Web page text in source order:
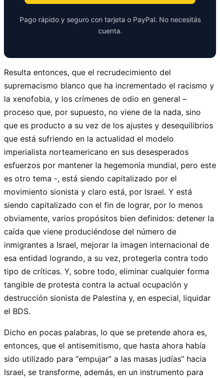
Pago rápido y seguro con tarjeta o PayPal. No necesitás
cuenta.
Resulta entonces, que el recrudecimiento del
supremacismo blanco que ha incrementado el racismo y
la xenofobia, y los crímenes de odio en general –
proceso que, por supuesto, no viene de la nada, sino
que es producto a su vez de los ajustes y desequilibrios
que está sufriendo en la actualidad el modelo
imperialista norteamericano en sus desesperados
esfuerzos por mantener la hegemonía mundial, pero este
es otro tema -, está siendo capitalizado por el
movimiento sionista y claro está, por Israel. Y está
siendo capitalizado con el fin de lograr, por lo menos
obviamente, varios propósitos bien definidos: detener la
caída que viene produciéndose del número de
inmigrantes a Israel, mejorar la imagen internacional de
esa entidad logrando, a su vez, protegerla contra todo
tipo de críticas. Y, sobre todo, eliminar cualquier forma
tangible de protesta contra la actual ocupación y
destrucción sionista de Palestina y, en especial, liquidar
el BDS.
Dicho en pocas palabras, lo que se pretende ahora es,
entonces, que el antisemitismo, que hasta ahora había
sido utilizado para “empujar” a las masas judías” hacia
Israel, se transforme, además, en un instrumento para